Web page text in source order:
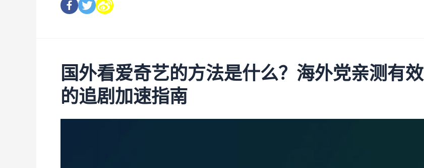
国外看爱奇艺的方法是什么？海外党亲测有效
的追剧加速指南